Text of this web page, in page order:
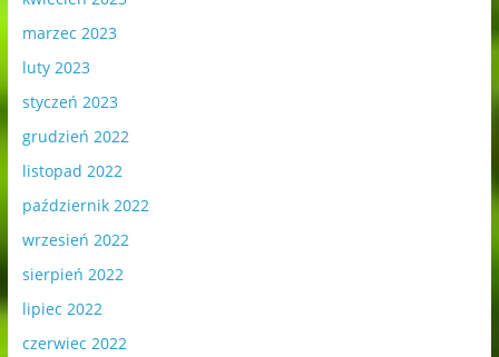
marzec 2023
luty 2023
styczeń 2023
grudzień 2022
listopad 2022
październik 2022
wrzesień 2022
sierpień 2022
lipiec 2022
czerwiec 2022